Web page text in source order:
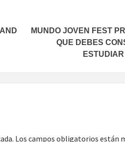
MUNDO JOVEN FEST
QUE DEBES
Los campos obligatorios están